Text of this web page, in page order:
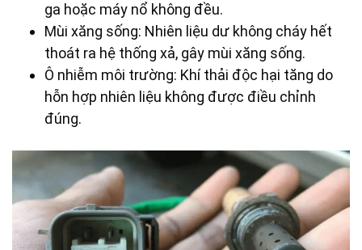
ga hoặc máy nổ không đều.
Mùi xăng sống: Nhiên liệu dư không cháy hết
thoát ra hệ thống xả, gây mùi xăng sống.
Ô nhiễm môi trường: Khí thải độc hại tăng do
hỗn hợp nhiên liệu không được điều chỉnh
đúng.